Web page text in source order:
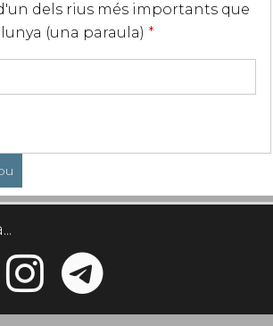
dels rius més importants que
(una paraula) *